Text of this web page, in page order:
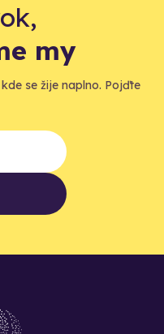
my
se žije naplno. Pojďte